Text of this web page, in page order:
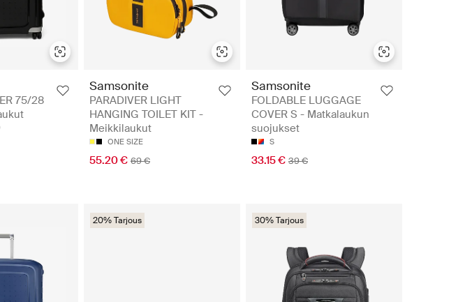
75/28
Samsonite
PARADIVER LIGHT
HANGING TOILET KIT -
Meikkilaukut
ONE SIZE
55.20 € 69 €
Samsonite
FOLDABLE LUGGAGE
COVER S - Matkalaukun
suojukset
S
33.15 € 39 €
20% Tarjous 30% Tarjous